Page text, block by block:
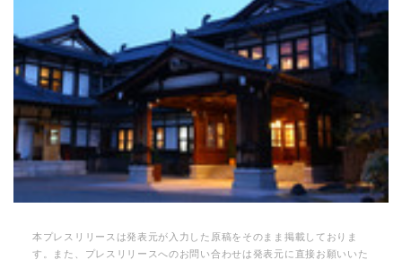
本プレスリリースは発表元が入力した原稿をそのまま掲載しておりま
す。また、プレスリリースへのお問い合わせは発表元に直接お願いいた